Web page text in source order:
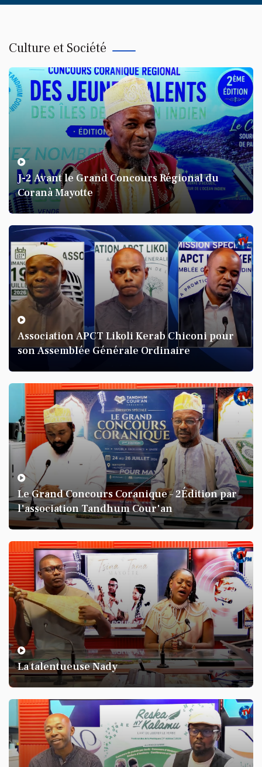
KARINE BANDA KARINE
A travers Karine Banda Karine
parle de LA CUISINE ?
KARINE BANDA KARINE
Pespecial Ramadhan 1445
KARINE BANDA KARINE
La journée de GREVE contre
insécurité du 31 janvier 2024
Acte II
La remise en question de Konio-
Moja travers Karine-Banda-
Karine
Culture et Société
J-2 Avant le Grand Concours Régional du
Coranà Mayotte
Association APCT Likoli Kerab Chiconi pour
son Assemblée Générale Ordinaire
Le Grand Concours Coranique – 2Édition par
l'association Tandhum Cour'an
La talentueuse Nady